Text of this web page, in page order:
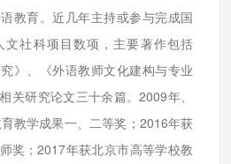
教育。近几年主持或参与完成国
文社科项目数项，主要著作包括
》、《外语教师文化建构与专业
关研究论文三十余篇。2009年、
教学成果一、二等奖；2016年获
奖；2017年获北京市高等学校教